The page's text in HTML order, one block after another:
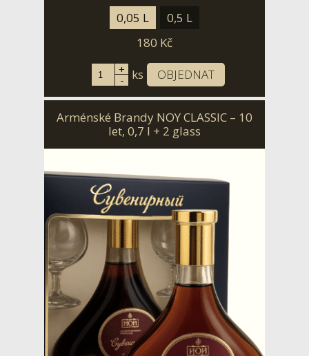
0,05 L
0,5 L
180 Kč
+
- ks OBJEDNAT
Arménské Brandy NOY CLASSIC – 10
let, 0,7 l + 2 glass